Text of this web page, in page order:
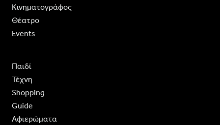
Κινηματογράφος
Θέατρο
Events
Παιδί
Τέχνη
Shopping
Guide
Aφιερώματα